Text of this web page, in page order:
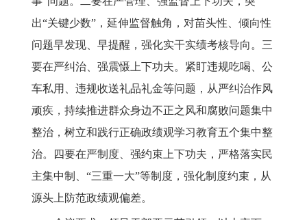
出“关键少数”，延伸监督触角，对苗头性、倾向性
问题早发现、早提醒，强化实干实绩考核导向。三
要在严纠治、强震慑上下功夫。紧盯违规吃喝、公
车私用、违规收送礼品礼金等问题，从严纠治作风
顽疾，持续推进群众身边不正之风和腐败问题集中
整治，树立和践行正确政绩观学习教育五个集中整
治。四要在严制度、强约束上下功夫，严格落实民
主集中制、“三重一大”等制度，强化制度约束，从
源头上防范政绩观偏差。